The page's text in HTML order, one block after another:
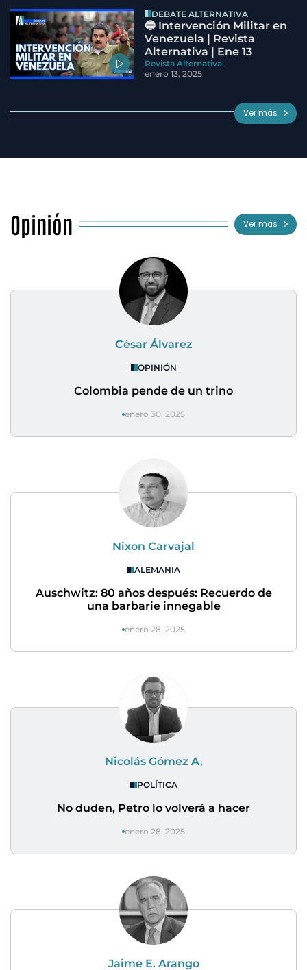
DEBATE ALTERNATIVA
🔵 Intervención Militar en
Venezuela | Revista
Alternativa | Ene 13
Revista Alternativa
enero 13, 2025
Ver más
Opinión Ver más
César Álvarez
OPINIÓN
Colombia pende de un trino
enero 30, 2025
Nixon Carvajal
ALEMANIA
Auschwitz: 80 años después: Recuerdo de
una barbarie innegable
enero 28, 2025
Nicolás Gómez A.
POLÍTICA
No duden, Petro lo volverá a hacer
enero 28, 2025
Jaime E. Arango